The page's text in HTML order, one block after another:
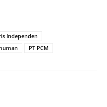
Independen
PT PCM